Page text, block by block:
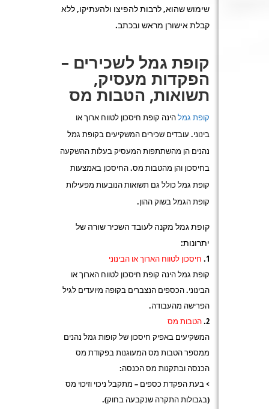
שימוש שהוא, לרבות להפיצו ולהעתיקו, ללא
קבלת אישורן מראש ובכתב.
קופת גמל לשכירים –
הפקדות מעסיק,
תשואות, הטבות מס
קופת גמלהינה קופת חיסכון לטווח ארוך או
בינוני. עובדים שכירים המשקיעים בקופת גמל
נהנים הן מהשתתפות המעסיק בעלות ההשקעה
בחיסכון והן מהטבות מס. החיסכון באמצעות
קופת גמל כולל גם תשואות הנובעות מפעילות
קופת הגמל בשוק ההון.
קופת גמל מקנה לעובד השכיר שורה של
יתרונות:
חיסכון לטווח הארוך או הבינוני
קופת גמל הינה קופת חיסכון לטווח הארוך או
הבינוני. הכספים הנצברים בקופה מיועדים לגיל
הפרישה מהעבודה.
הטבות מס
המשקיעים באפיק חיסכון של קופות גמל נהנים
ממספר הטבות מס המעוגנות בפקודת מס
הכנסה ובתקנות מס הכנסה:
> בעת הפקדת כספים – מתקבל ניכוי וזיכוי מס
(בגבולות התקרה שנקבעה בחוק).